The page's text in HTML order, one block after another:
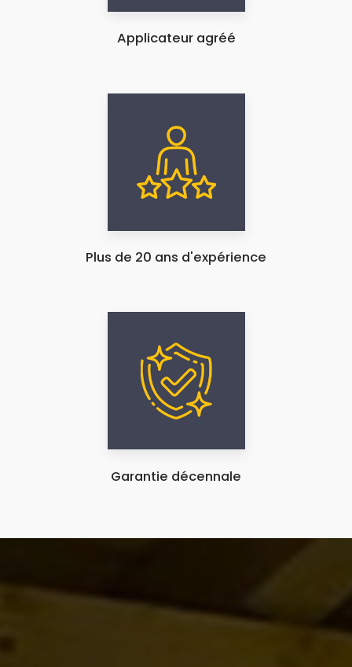
Applicateur agréé
Plus de 20 ans d'expérience
Garantie décennale